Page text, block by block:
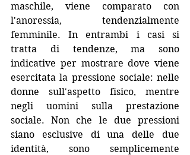
maschile, viene comparato con
l'anoressia, tendenzialmente
femminile. In entrambi i casi si
tratta di tendenze, ma sono
indicative per mostrare dove viene
esercitata la pressione sociale: nelle
donne sull'aspetto fisico, mentre
negli uomini sulla prestazione
sociale. Non che le due pressioni
siano esclusive di una delle due
identità, sono semplicemente